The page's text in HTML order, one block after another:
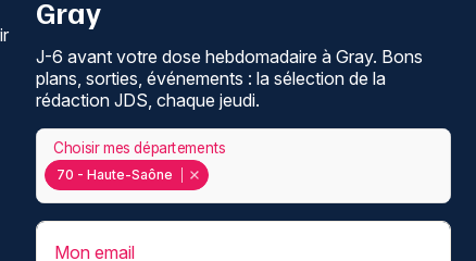
Gray
J-6 avant votre dose hebdomadaire à Gray. Bons
plans, sorties, événements : la sélection de la
rédaction JDS, chaque jeudi.
70 - Haute-Saône
Choisir mes départements
Mon email